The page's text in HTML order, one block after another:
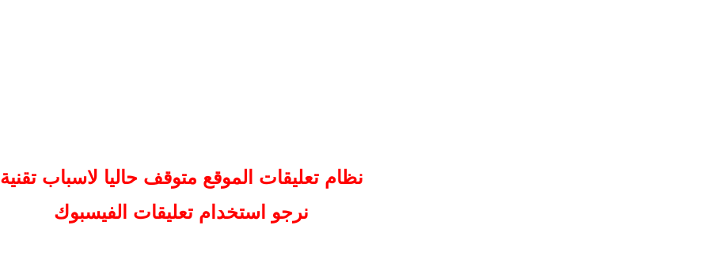
نظام تعليقات الموقع متوقف حاليا لاسباب تقنية
نرجو استخدام تعليقات الفيسبوك